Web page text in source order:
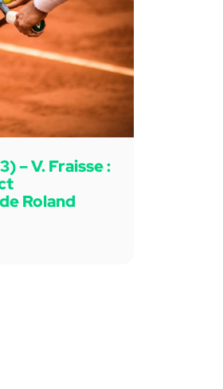
– V. Fraisse :
Roland